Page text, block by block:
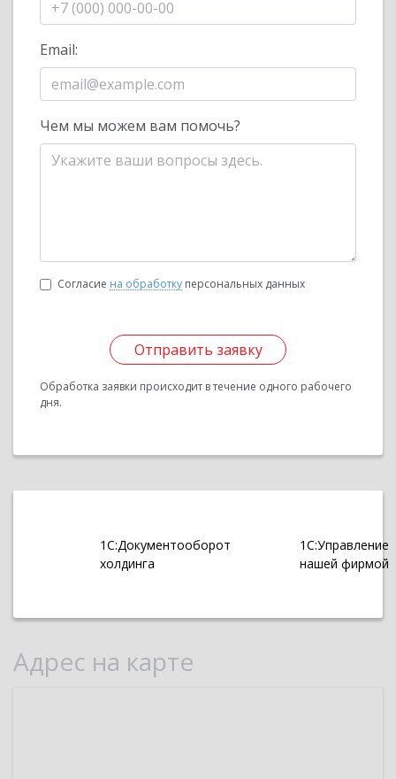
Email:
Чем мы можем вам помочь?
Согласие на обработку персональных данных
Отправить заявку
Обработка заявки происходит в течение одного рабочего
дня.
1С:Документооборот
холдинга
1С:Управление
нашей фирмой
Адрес на карте